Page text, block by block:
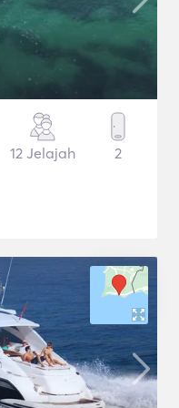
12 Jelajah 2